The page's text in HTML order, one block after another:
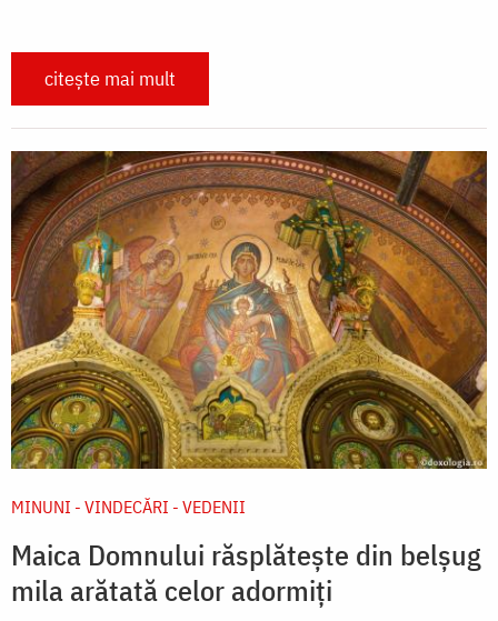
citește mai mult
MINUNI - VINDECĂRI - VEDENII
Maica Domnului răsplătește din belșug
mila arătată celor adormiți